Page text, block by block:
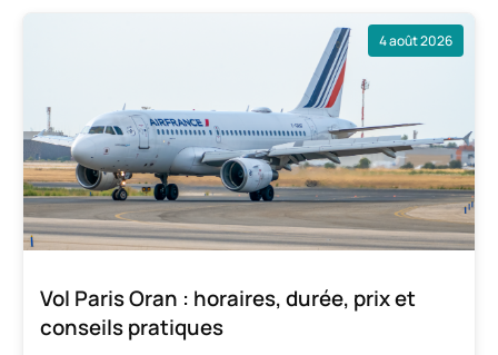
4 août 2026
Vol Paris Oran : horaires, durée, prix et
conseils pratiques